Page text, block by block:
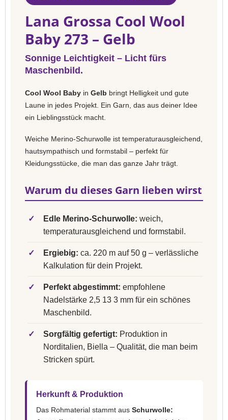
Lana Grossa Cool Wool
Baby 273 – Gelb
Sonnige Leichtigkeit – Licht fürs
Maschenbild.
Cool Wool Baby in Gelb bringt Helligkeit und gute
Laune in jedes Projekt. Ein Garn, das aus deiner Idee
ein Lieblingsstück macht.
Weiche Merino-Schurwolle ist temperaturausgleichend,
hautsympathisch und formstabil – perfekt für
Kleidungsstücke, die man das ganze Jahr trägt.
Warum du dieses Garn lieben wirst
✓ Edle Merino-Schurwolle: weich,
temperaturausgleichend und formstabil.
✓ Ergiebig: ca. 220 m auf 50 g – verlässliche
Kalkulation für dein Projekt.
✓ Perfekt abgestimmt: empfohlene
Nadelstärke 2,5 13 3 mm für ein schönes
Maschenbild.
✓ Sorgfältig gefertigt: Produktion in
Norditalien, Biella – Qualität, die man beim
Stricken spürt.
Herkunft & Produktion
Das Rohmaterial stammt aus Schurwolle: